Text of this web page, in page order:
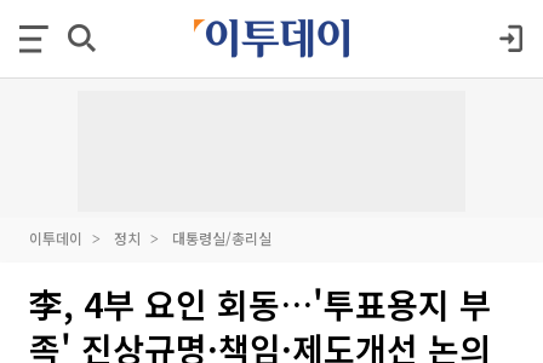
이투데이 정치 대통령실/총리실
李, 4부 요인 회동…'투표용지 부
족' 진상규명·책임·제도개선 논의